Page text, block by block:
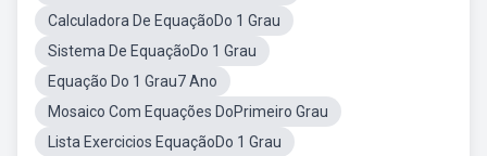
Calculadora De EquaçãoDo 1 Grau
Sistema De EquaçãoDo 1 Grau
Equação Do 1 Grau7 Ano
Mosaico Com Equações DoPrimeiro Grau
Lista Exercicios EquaçãoDo 1 Grau